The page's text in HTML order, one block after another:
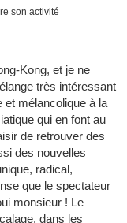
son activité
Kong, et je ne
très intéressant
et mélancolique à la
qui en font au
de retrouver des
des nouvelles
radical,
que le spectateur
monsieur ! Le
dans les